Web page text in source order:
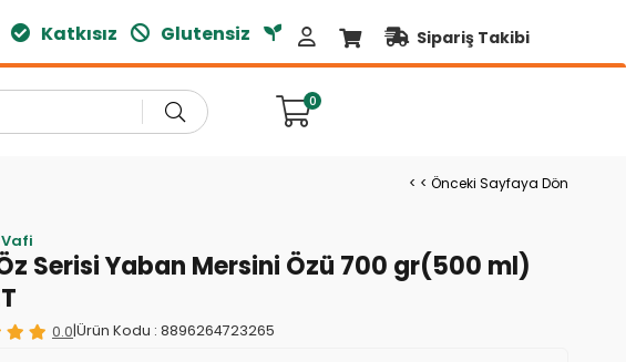
Katkısız Glutensiz Doğal Ürünler Sipariş Takibi
0
< < Önceki Sayfaya Dön
Serisi Yaban Mersini Özü 700 gr(500 ml)
0.0|Ürün Kodu : 8896264723265
Vafi